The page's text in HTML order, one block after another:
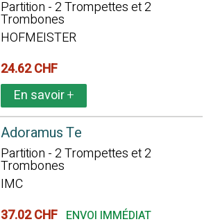
Partition - 2 Trompettes et 2
Trombones
HOFMEISTER
24.62 CHF
En savoir+
Adoramus Te
Partition - 2 Trompettes et 2
Trombones
IMC
37.02 CHF ENVOI IMMÉDIAT